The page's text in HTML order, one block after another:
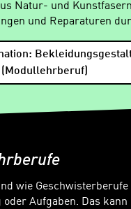
Natur- und
und Reparaturen
(Modullehrberuf)
wie Geschwisterberufe
Aufgaben. Das kann